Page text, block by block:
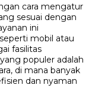
cara mengatur
sesuai dengan
ini
mobil atau
fasilitas
populer adalah
di mana banyak
dan nyaman